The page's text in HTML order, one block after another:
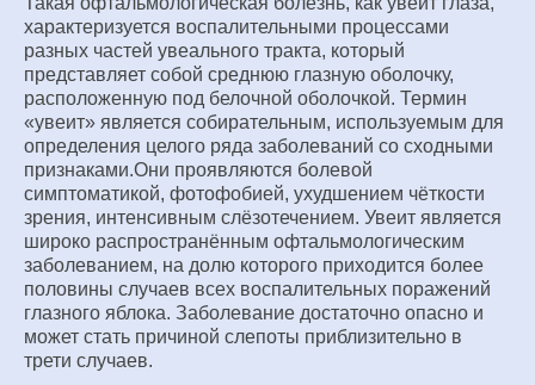
характеризуется воспалительными процессами
разных частей увеального тракта, который
представляет собой среднюю глазную оболочку,
расположенную под белочной оболочкой. Термин
«увеит» является собирательным, используемым для
определения целого ряда заболеваний со сходными
признаками.Они проявляются болевой
симптоматикой, фотофобией, ухудшением чёткости
зрения, интенсивным слёзотечением. Увеит является
широко распространённым офтальмологическим
заболеванием, на долю которого приходится более
половины случаев всех воспалительных поражений
глазного яблока. Заболевание достаточно опасно и
может стать причиной слепоты приблизительно в
трети случаев.